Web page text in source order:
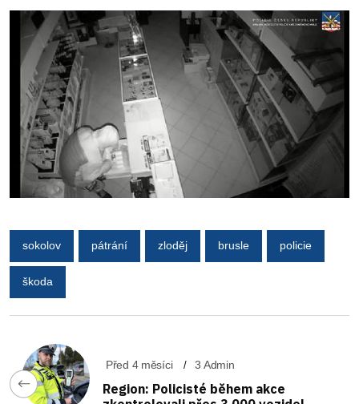
sokolov pátrání zloděj brusle policie
škoda
Před 4 měsíci 3 Admin
Region: Policisté během akce